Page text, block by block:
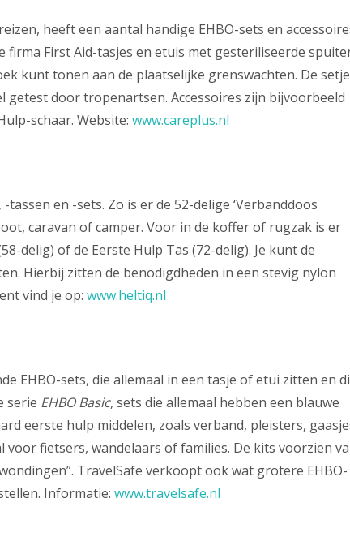
heeft een aantal handige EHBO-sets en
First Aid-tasjes en etuis met gesteriliseerde
kunt tonen aan de plaatselijke grenswachten. De
door tropenartsen. Accessoires zijn bijvoorbeeld
schaar. Website: www.careplus.nl
en -sets. Zo is er de 52-delige ‘Verbanddoos
caravan of camper. Voor in de koffer of rugzak is er
delig) of de Eerste Hulp Tas (72-delig). Je kunt de
Hierbij zitten de benodigdheden in een stevig nylon
vind je op: www.heltiq.nl
EHBO-sets, die allemaal in een tasje of etui zitten en
serie EHBO Basic, sets die allemaal hebben een blauwe
eerste hulp middelen, zoals verband, pleisters,
fietsers, wandelaars of families. De kits voorzien
TravelSafe verkoopt ook wat grotere EHBO-
Informatie: www.travelsafe.nl